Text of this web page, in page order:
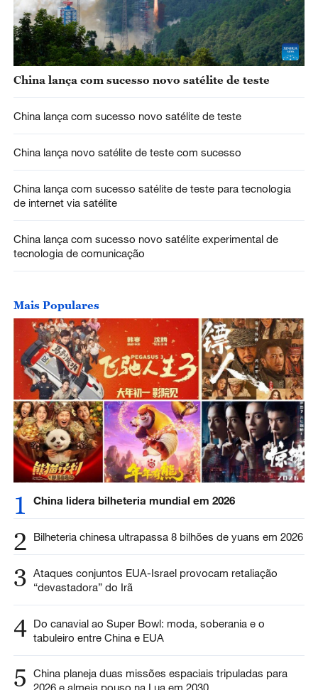
China lança com sucesso novo satélite de teste
China lança com sucesso novo satélite de teste
China lança novo satélite de teste com sucesso
China lança com sucesso satélite de teste para tecnologia
de internet via satélite
China lança com sucesso novo satélite experimental de
tecnologia de comunicação
Mais Populares
1 China lidera bilheteria mundial em 2026
2 Bilheteria chinesa ultrapassa 8 bilhões de yuans em 2026
3 Ataques conjuntos EUA-Israel provocam retaliação
“devastadora” do Irã
4 Do canavial ao Super Bowl: moda, soberania e o
tabuleiro entre China e EUA
5
China planeja duas missões espaciais tripuladas para